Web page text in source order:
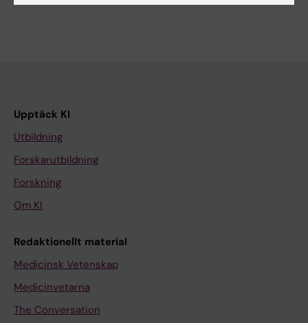
Upptäck KI
Utbildning
Forskarutbildning
Forskning
Om KI
Redaktionellt material
Medicinsk Vetenskap
Medicinvetarna
The Conversation